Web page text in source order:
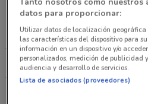
LA MAGDALENA
CONTRERAS
AZCAPOTZALCO
datos para proporcionar:
Utilizar datos de localización
las características del dispositivo para
información en un dispositivo y/o
personalizados, medición de publicidad
audiencia y desarrollo de servicios.
Lista de asociados (proveedores)